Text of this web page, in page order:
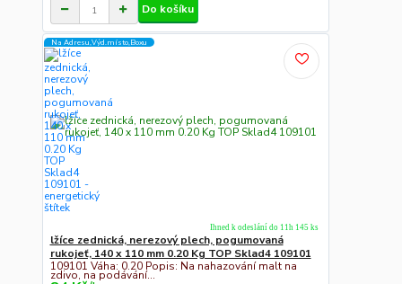
Do košíku
Na Adresu,Výd.místo,Boxu
lžíce zednická, nerezový plech, pogumovaná
rukojeť, 140 x 110 mm 0.20 Kg TOP Sklad4 109101
109101 Váha: 0.20 Popis: Na nahazování malt na
zdivo, na podávání...
Ihned k odeslání do 11h 145 ks